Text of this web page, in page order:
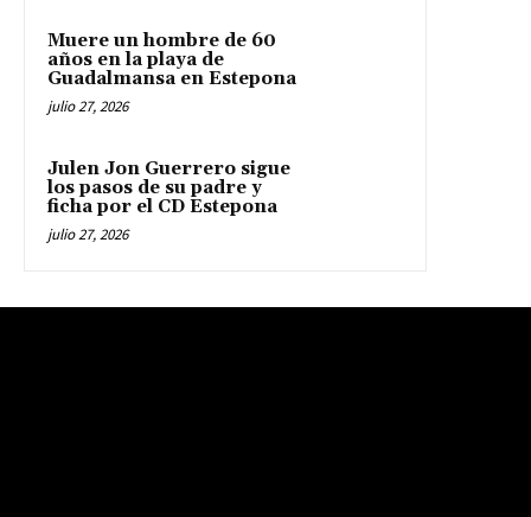
Muere un hombre de 60
años en la playa de
Guadalmansa en Estepona
julio 27, 2026
Julen Jon Guerrero sigue
los pasos de su padre y
ficha por el CD Estepona
julio 27, 2026